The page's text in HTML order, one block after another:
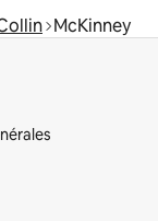
McKinney